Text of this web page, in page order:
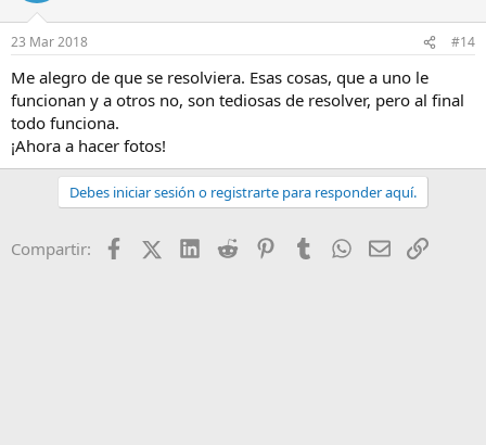
23 Mar 2018 #14
Me alegro de que se resolviera. Esas cosas, que a uno le
funcionan y a otros no, son tediosas de resolver, pero al final
todo funciona.
¡Ahora a hacer fotos!
Debes iniciar sesión o registrarte para responder aquí.
Compartir: FacebookX (Twitter)
LinkedIn
Reddit PinterestTumblr WhatsApp
EmailEnlace